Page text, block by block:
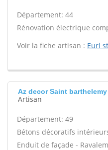
Département: 44
Rénovation électrique
Voir la fiche artisan : Eurl
Az decor Saint
Artisan
Département: 49
Bétons décoratifs
Enduit de façade -